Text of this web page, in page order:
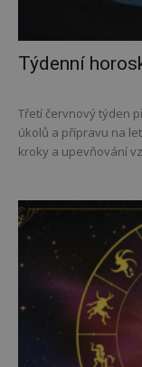
Týdenní
Třetí červnový týden
úkolů a přípravu na
kroky a upevňování